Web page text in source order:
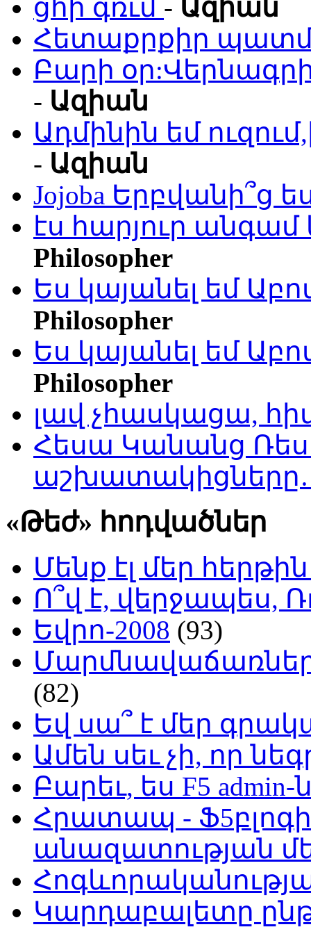
ցհի գռւմ - Ազիան
Հետաքրքիր
Բարի
- Ազիան
Ադմինին եմ
- Ազիան
Jojoba Երբվանի՞ց
էս հարյուր
Philosopher
Ես կայանել եմ
Philosopher
Ես կայանել եմ
Philosopher
լավ չհասկացա,
Հեսա Կանանց
«Թեժ» հոդվածներ
Մենք էլ մեր
Ո՞վ է, վերջապես,
Եվրո-2008 (93)
Մարմնավաճառներ
(82)
Եվ սա՞ է մեր
Ամեն սեւ չի, որ
Բարեւ, ես F5 admin-
Հրատապ -
անազատության
Կարդաբալետը